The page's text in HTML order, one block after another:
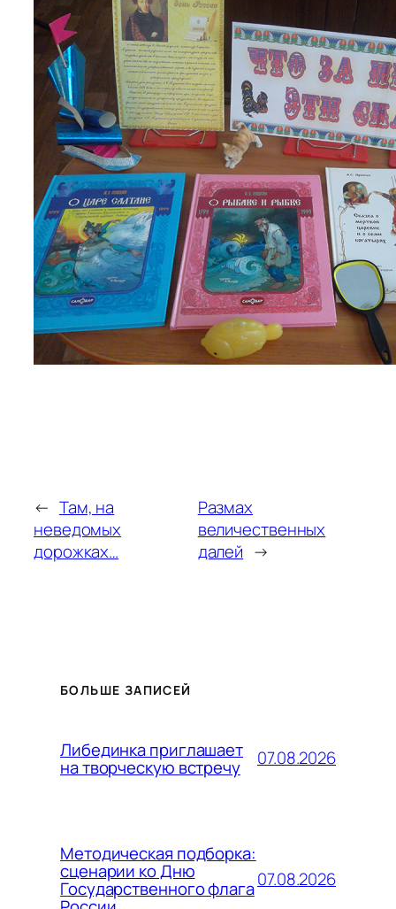
← Там, на
неведомых
дорожках…
Размах
величественных
далей →
БОЛЬШЕ ЗАПИСЕЙ
Либединка приглашает
на творческую встречу 07.08.2026
Методическая подборка:
сценарии ко Дню
Государственного флага07.08.2026